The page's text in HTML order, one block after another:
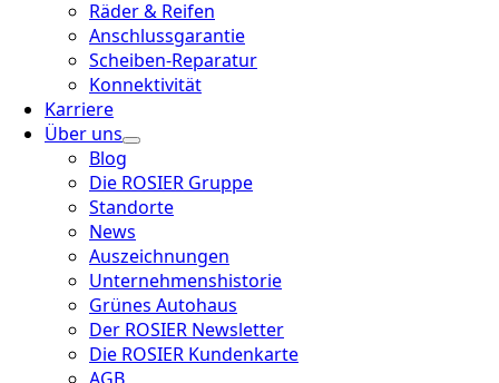
Räder & Reifen
Anschlussgarantie
Scheiben-Reparatur
Konnektivität
Karriere
Über uns
Blog
Die ROSIER Gruppe
Standorte
News
Auszeichnungen
Unternehmenshistorie
Grünes Autohaus
Der ROSIER Newsletter
Die ROSIER Kundenkarte